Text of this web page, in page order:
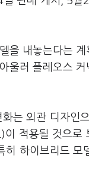
을 내놓는다는 계
울러 플레오스 커
는 외관 디자인
이 적용될 것으로
히 하이브리드 모